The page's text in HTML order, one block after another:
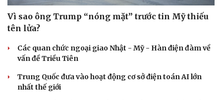
Vì sao ông Trump “nóng mặt” trước tin Mỹ thiếu
tên lửa?
Các quan chức ngoại giao Nhật - Mỹ - Hàn điện đàm về
vấn đề Triều Tiên
Trung Quốc đưa vào hoạt động cơ sở điện toán AI lớn
nhất thế giới